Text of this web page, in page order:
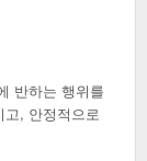
반하는 행위를
, 안정적으로